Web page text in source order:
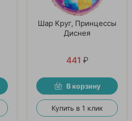
Шар Круг, Принцессы
Диснея
441 ₽
В корзину
Купить в 1 клик